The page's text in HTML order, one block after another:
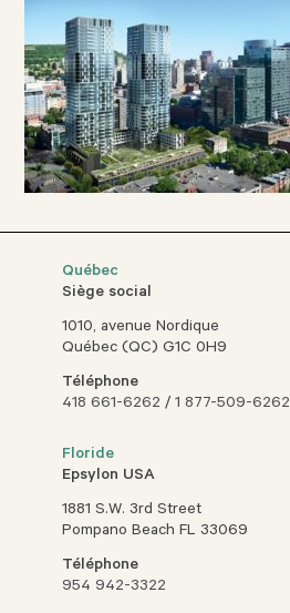
Québec
Siège social
1010, avenue Nordique
Québec (QC) G1C 0H9
Téléphone
418 661-6262 /1 877-509-6262
Floride
Epsylon USA
1881 S.W. 3rd Street
Pompano Beach FL 33069
Téléphone
954 942-3322